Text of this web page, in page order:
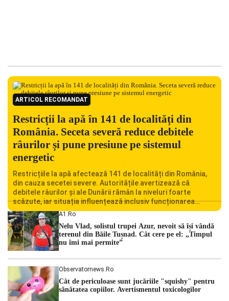
ARTICOL RECOMANDAT
Restricții la apă în 141 de localități din
România. Seceta severă reduce debitele
râurilor și pune presiune pe sistemul
energetic
Restricțiile la apă afectează 141 de localități din România,
din cauza secetei severe. Autoritățile avertizează că
debitele râurilor și ale Dunării rămân la niveluri foarte
scăzute, iar situația influențează inclusiv funcționarea
Centralei Nucleare de la Cernavodă. România se confruntă
cu una dintre cele mai dificile perioade din punct de vedere
hidrologic din ultimii ani. Lipsa […]
A1.ro
Nelu Vlad, solistul trupei Azur, nevoit să își vândă
terenul din Băile Tușnad. Cât cere pe el: „Timpul
nu îmi mai permite”
Observatornews.ro
Cât de periculoase sunt jucăriile "squishy" pentru
sănătatea copiilor. Avertismentul toxicologilor